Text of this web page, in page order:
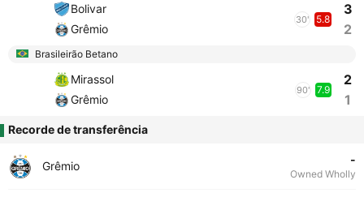
Bolivar
Grêmio
30' 5.8
3
2
Brasileirão Betano
Mirassol
Grêmio
90' 7.9
2
1
Recorde de transferência
Grêmio -
Owned Wholly